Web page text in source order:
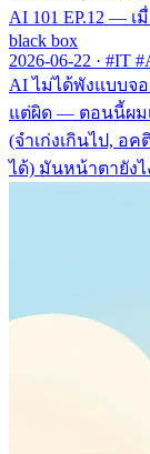
AI 101 EP.12 — เ
black box
2026-06-22 · #IT
AI ไม่ได้พังแบบจ
แต่ผิด — ตอนนี้ผม
(จำเก่งเกินไป, อ
ได้) มันหน้าตายัง